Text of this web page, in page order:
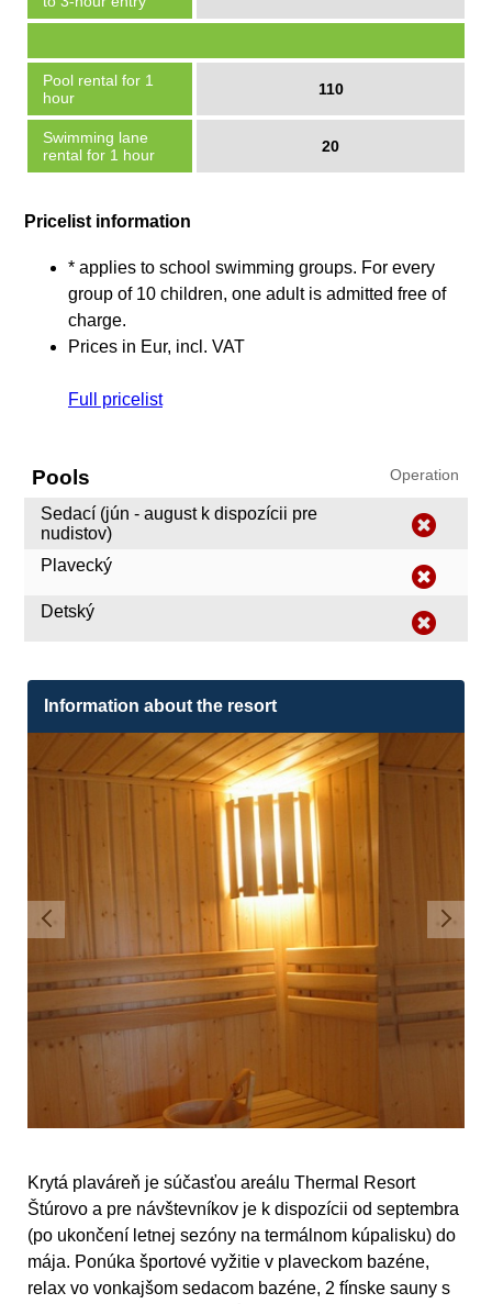
Pool rental for 1
hour
110
Swimming lane
rental for 1 hour
20
Pricelist information
* applies to school swimming groups. For every
group of 10 children, one adult is admitted free of
charge.
Prices in Eur, incl. VAT
Full pricelist
Pools Operation
Sedací (jún - august k dispozícii pre
nudistov)
Plavecký
Detský
Information about the resort
Krytá plaváreň je súčasťou areálu Thermal Resort
Štúrovo a pre návštevníkov je k dispozícii od septembra
(po ukončení letnej sezóny na termálnom kúpalisku) do
mája. Ponúka športové vyžitie v plaveckom bazéne,
relax vo vonkajšom sedacom bazéne, 2 fínske sauny s